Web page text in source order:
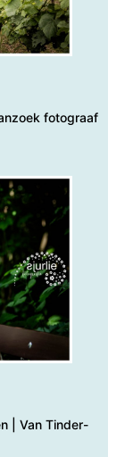
fotograaf
| Van Tinder-